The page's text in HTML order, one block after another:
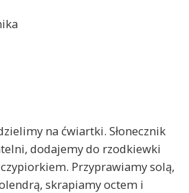
na ćwiartki. Słonecznik
dodajemy do rzodkiewki
Przyprawiamy solą,
skrapiamy octem i